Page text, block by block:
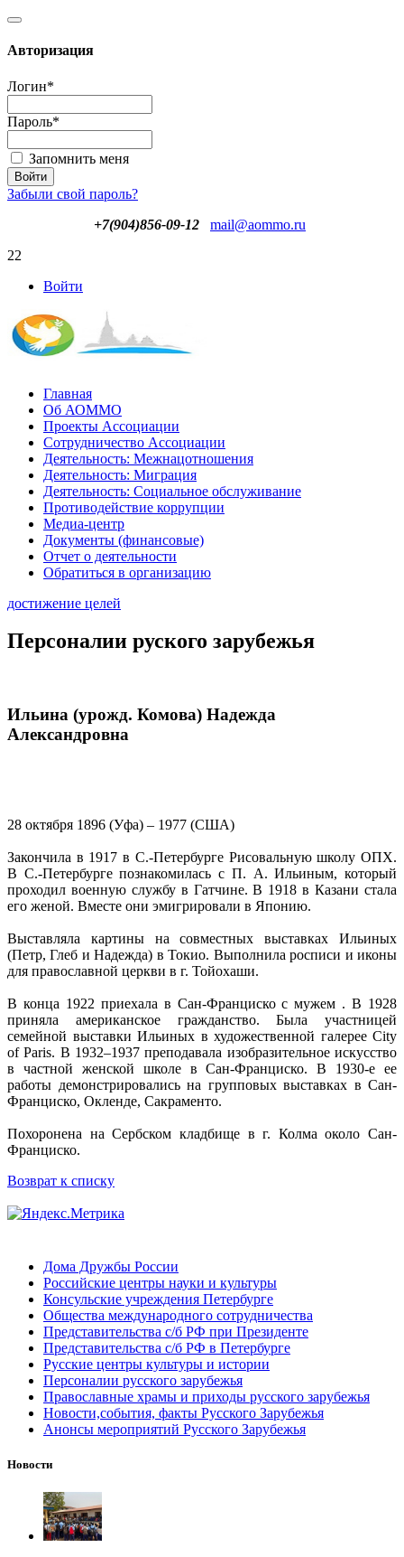
Авторизация
Логин*
Пароль*
Запомнить меня
Забыли свой пароль?
+7(904)856-09-12
mail@aommo.ru
22
Войти
Главная
Об АОММО
Проекты Ассоциации
Сотрудничество Ассоциации
Деятельность: Межнацотношения
Деятельность: Миграция
Деятельность: Социальное обслуживание
Противодействие коррупции
Медиа-центр
Документы (финансовые)
Отчет о деятельности
Обратиться в организацию
достижение целей
Персоналии руского зарубежья
Ильина (урожд. Комова) Надежда
Александровна
28 октября 1896 (Уфа) ‒ 1977 (США)
Закончила в 1917 в С.-Петербурге Рисовальную школу ОПХ.
В С.-Петербурге познакомилась с П. А. Ильиным, который
проходил военную службу в Гатчине. В 1918 в Казани стала
его женой. Вместе они эмигрировали в Японию.
Выставляла картины на совместных выставках Ильиных
(Петр, Глеб и Надежда) в Токио. Выполнила росписи и иконы
для православной церкви в г. Тойохаши.
В конца 1922 приехала в Сан-Франциско с мужем . В 1928
приняла американское гражданство. Была участницей
семейной выставки Ильиных в художественной галерее City
of Paris. В 1932‒1937 преподавала изобразительное искусство
в частной женской школе в Сан-Франциско. В 1930-е ее
работы демонстрировались на групповых выставках в Сан-
Франциско, Окленде, Сакраменто.
Похоронена на Сербском кладбище в г. Колма около Сан-
Франциско.
Возврат к списку
Дома Дружбы России
Российские центры науки и культуры
Консульские учреждения Петербурге
Общества международного сотрудничества
Представительства с/б РФ при Президенте
Представительства с/б РФ в Петербурге
Русские центры культуры и истории
Персоналии русского зарубежья
Православные храмы и приходы русского зарубежья
Новости,события, факты Русского Зарубежья
Анонсы мероприятий Русского Зарубежья
Новости